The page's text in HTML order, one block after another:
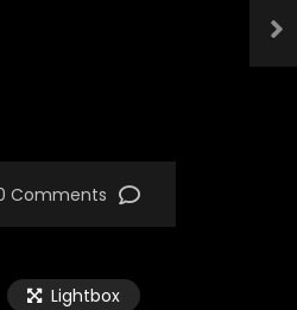
Comments
Lightbox